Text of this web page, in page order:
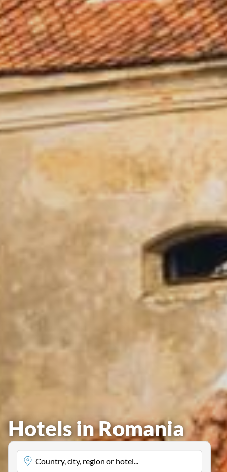
Hotels in Romania
Country, city, region or hotel...